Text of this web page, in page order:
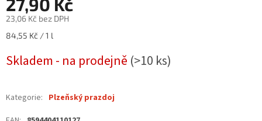
27,90 Kč
23,06 Kč bez DPH
Měrná
84,55 Kč / 1 l
Skladem - na prodejně (>10 ks)
Kategorie: Plzeňský prazdoj